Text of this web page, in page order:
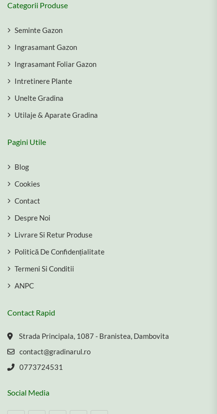
Categorii Produse
Seminte Gazon
Ingrasamant Gazon
Ingrasamant Foliar Gazon
Intretinere Plante
Unelte Gradina
Utilaje & Aparate Gradina
Pagini Utile
Blog
Cookies
Contact
Despre Noi
Livrare Si Retur Produse
Politică De Confidențialitate
Termeni Si Conditii
ANPC
Contact Rapid
Strada Principala, 1087 - Branistea, Dambovita
contact@gradinarul.ro
0773724531
Social Media